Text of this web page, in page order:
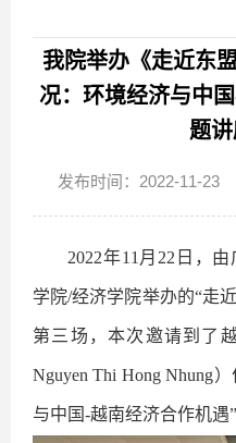
我院举办《走近东
况：环境经济与中
题
发布时间：2022-11-23
2022年11 月 22 日，
学院/经济学院举办的“走
第三场，本次邀请到了
Nguyen Thi Hong Nhung
与中国-越南经济合作机遇”